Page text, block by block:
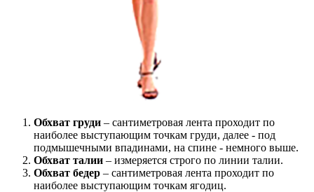
Обхват груди – сантиметровая лента проходит по
наиболее выступающим точкам груди, далее - под
подмышечными впадинами, на спине - немного выше.
Обхват талии – измеряется строго по линии талии.
Обхват бедер – сантиметровая лента проходит по
наиболее выступающим точкам ягодиц.